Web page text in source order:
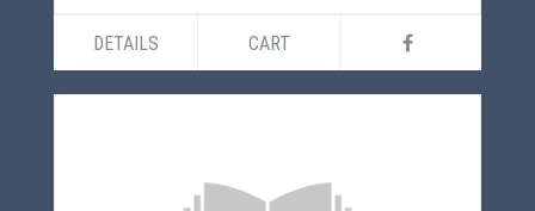
DETAILS CART